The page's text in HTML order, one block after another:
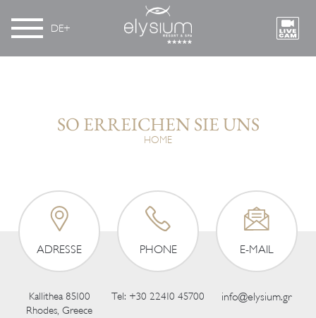
DE
SO ERREICHEN SIE UNS
HOME
ADRESSE
Kallithea 85100
Rhodes, Greece
PHONE
Tel: +30 22410 45700
Ε-MAIL
info@elysium.gr